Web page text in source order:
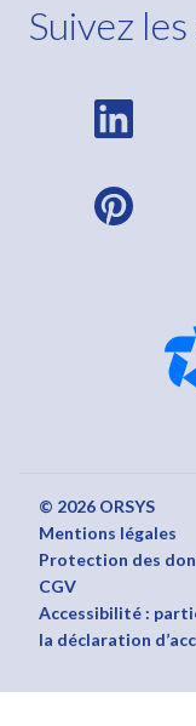
Suivez
© 2026 ORSYS
Mentions légales
Protection des
CGV
Accessibilité :
la déclaration